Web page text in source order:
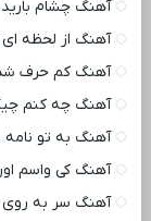
آهنگ چشام
آهنگ از لحظه ای
آهنگ کم حرف
آهنگ چه کنم
آهنگ به تو
آهنگ کی واسم
آهنگ سر به روی